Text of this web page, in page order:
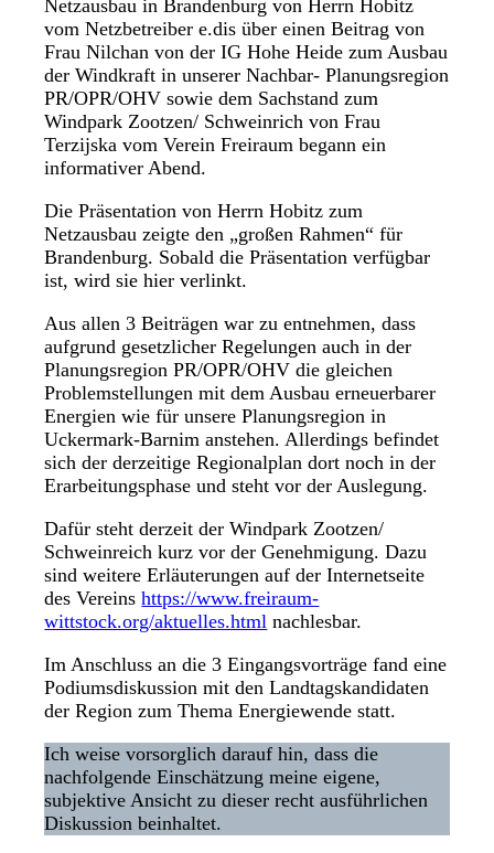
Netzausbau in Brandenburg von Herrn Hobitz
vom Netzbetreiber e.dis über einen Beitrag von
Frau Nilchan von der IG Hohe Heide zum Ausbau
der Windkraft in unserer Nachbar- Planungsregion
PR/OPR/OHV sowie dem Sachstand zum
Windpark Zootzen/ Schweinrich von Frau
Terzijska vom Verein Freiraum begann ein
informativer Abend.
Die Präsentation von Herrn Hobitz zum
Netzausbau zeigte den „großen Rahmen“ für
Brandenburg. Sobald die Präsentation verfügbar
ist, wird sie hier verlinkt.
Aus allen 3 Beiträgen war zu entnehmen, dass
aufgrund gesetzlicher Regelungen auch in der
Planungsregion PR/OPR/OHV die gleichen
Problemstellungen mit dem Ausbau erneuerbarer
Energien wie für unsere Planungsregion in
Uckermark-Barnim anstehen. Allerdings befindet
sich der derzeitige Regionalplan dort noch in der
Erarbeitungsphase und steht vor der Auslegung.
Dafür steht derzeit der Windpark Zootzen/
Schweinreich kurz vor der Genehmigung. Dazu
sind weitere Erläuterungen auf der Internetseite
des Vereinshttps://www.freiraum-
wittstock.org/aktuelles.html nachlesbar.
Im Anschluss an die 3 Eingangsvorträge fand eine
Podiumsdiskussion mit den Landtagskandidaten
der Region zum Thema Energiewende statt.
Ich weise vorsorglich darauf hin, dass die
nachfolgende Einschätzung meine eigene,
subjektive Ansicht zu dieser recht ausführlichen
Diskussion beinhaltet.